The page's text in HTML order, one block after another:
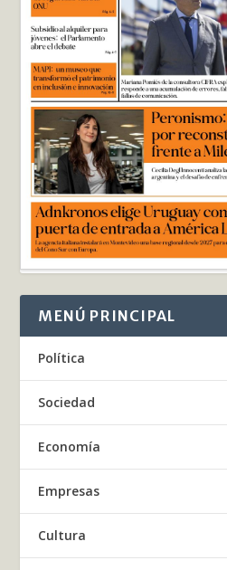
MENÚ PRINCIPAL
Política
Sociedad
Economía
Empresas
Cultura